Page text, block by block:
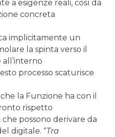
a esigenze reali, così da
concreta
implicitamente un
la spinta verso il
processo scaturisce
la Funzione ha con il
rispetto
possono derivare da
digitale. “Tra